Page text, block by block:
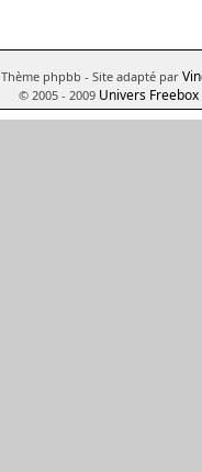
Thème phpbb - Site adapté par
© 2005 - 2009 Univers Freebox